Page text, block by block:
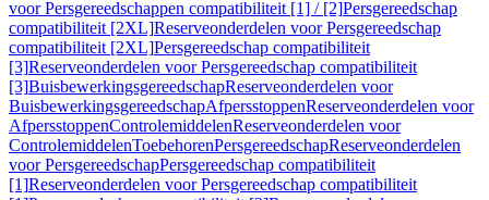
voor Persgereedschappen compatibiliteit [1] / [2]Persgereedschap
compatibiliteit [2XL]Reserveonderdelen voor Persgereedschap
compatibiliteit [2XL]Persgereedschap compatibiliteit
[3]Reserveonderdelen voor Persgereedschap compatibiliteit
[3]BuisbewerkingsgereedschapReserveonderdelen voor
BuisbewerkingsgereedschapAfpersstoppenReserveonderdelen voor
AfpersstoppenControlemiddelenReserveonderdelen voor
ControlemiddelenToebehorenPersgereedschapReserveonderdelen
voor PersgereedschapPersgereedschap compatibiliteit
[1]Reserveonderdelen voor Persgereedschap compatibiliteit